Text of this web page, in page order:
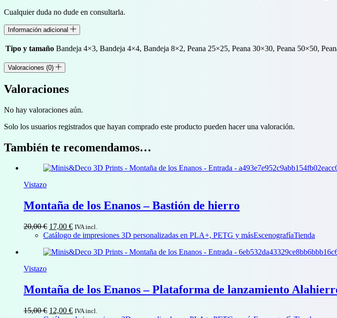
Cualquier duda no dude en consultarla.
Información adicional
Tipo y tamaño Bandeja 4×3, Bandeja 4×4, Bandeja 8×2, Peana 25×25, Peana 30×30, Peana 50×50,
Valoraciones (0)
Valoraciones
No hay valoraciones aún.
Solo los usuarios registrados que hayan comprado este producto pueden hacer una valoración.
También te recomendamos…
Vistazo
Montaña de los Enanos – Bastión de hierro
20,00€ El
precio
era:
17,00 €El
precio
es:
IVA incl.
Catálogo de impresiones 3D personalizadas en PLA+, PETG y másEscenografíaTienda
Vistazo
Montaña de los Enanos – Plataforma de lanzamiento
15,00€ El
12,00 €ElIVA incl.